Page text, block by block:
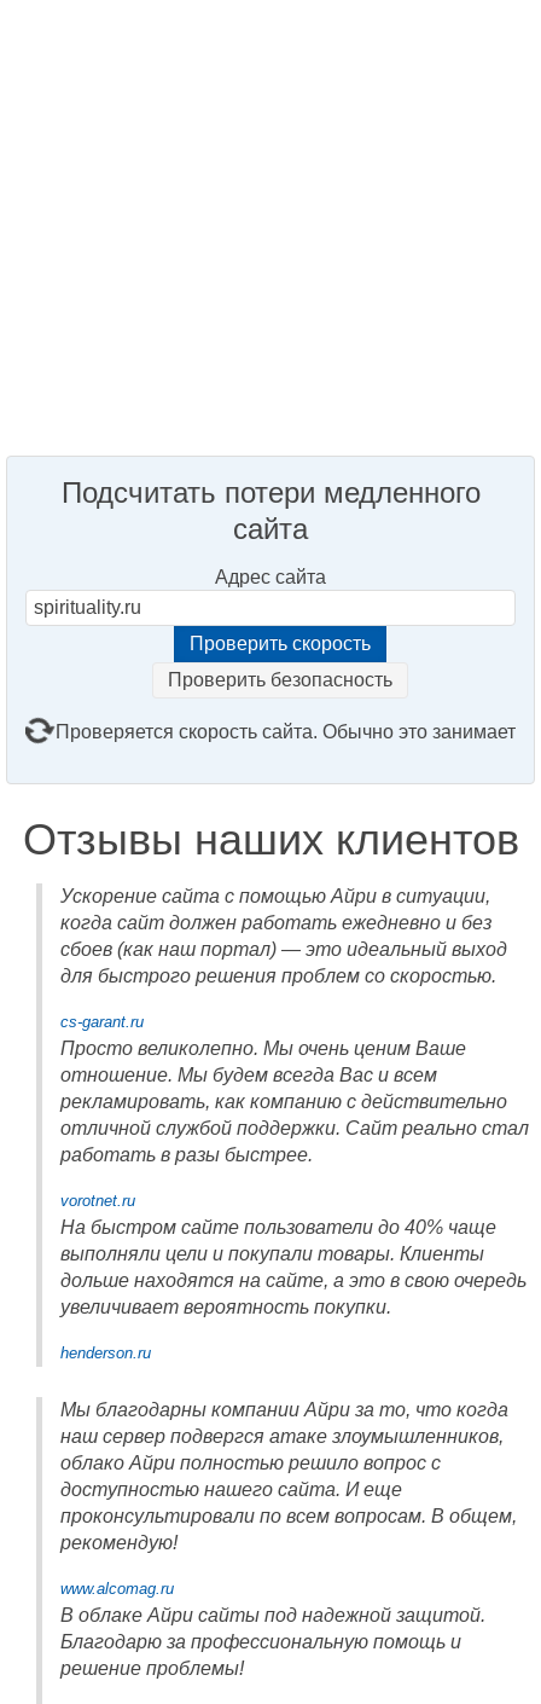
Подсчитать потери медленного
сайта
Адрес сайта
Проверить безопасность
Проверяется скорость сайта. Обычно это занимает
Отзывы наших клиентов
Ускорение сайта с помощью Айри в ситуации,
когда сайт должен работать ежедневно и без
сбоев (как наш портал) — это идеальный выход
для быстрого решения проблем со скоростью.
cs-garant.ru
Просто великолепно. Мы очень ценим Ваше
отношение. Мы будем всегда Вас и всем
рекламировать, как компанию с действительно
отличной службой поддержки. Сайт реально стал
работать в разы быстрее.
vorotnet.ru
На быстром сайте пользователи до 40% чаще
выполняли цели и покупали товары. Клиенты
дольше находятся на сайте, а это в свою очередь
увеличивает вероятность покупки.
henderson.ru
Мы благодарны компании Айри за то, что когда
наш сервер подвергся атаке злоумышленников,
облако Айри полностью решило вопрос с
доступностью нашего сайта. И еще
проконсультировали по всем вопросам. В общем,
рекомендую!
www.alcomag.ru
В облаке Айри сайты под надежной защитой.
Благодарю за профессиональную помощь и
решение проблемы!